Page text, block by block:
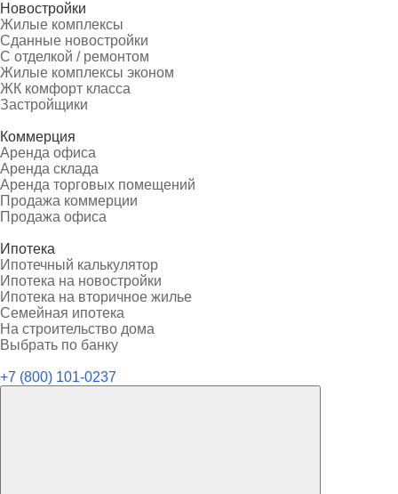
Новостройки
Жилые комплексы
Сданные новостройки
С отделкой / ремонтом
Жилые комплексы эконом
ЖК комфорт класса
Застройщики
Коммерция
Аренда офиса
Аренда склада
Аренда торговых помещений
Продажа коммерции
Продажа офиса
Ипотека
Ипотечный калькулятор
Ипотека на новостройки
Ипотека на вторичное жилье
Семейная ипотека
На строительство дома
Выбрать по банку
+7 (800) 101-0237